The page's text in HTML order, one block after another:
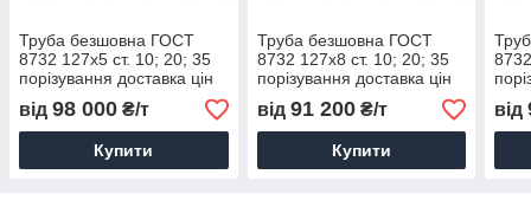
Труба безшовна ГОСТ
8732 127х5 ст. 10; 20; 35
порізування доставка цін
від 98 000 ₴/т
Купити
Труба безшовна ГОСТ
8732 127х8 ст. 10; 20; 35
порізування доставка цін
від 91 200₴/т
Купити
від